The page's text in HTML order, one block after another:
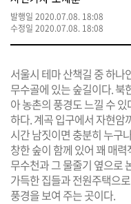
시
대
표
소
포
털
발행일 2020.07.08. 18:08
수정일 2020.07.08. 18:08
서울시 테마 산책길 중 하나
무수골에 있는 숲길이다. 북
아 농촌의 풍경도 느낄 수
하다. 계곡 입구에서 자현암
시간 남짓이면 충분히 누구
창한 숲이 함께 있어 꽤 매
무수천과 그 물줄기 옆으로
가득한 집들과 전원주택으
풍경을 보여 주는 곳이다.